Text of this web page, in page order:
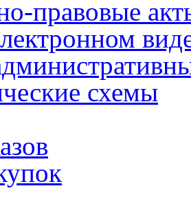
правовые
схемы